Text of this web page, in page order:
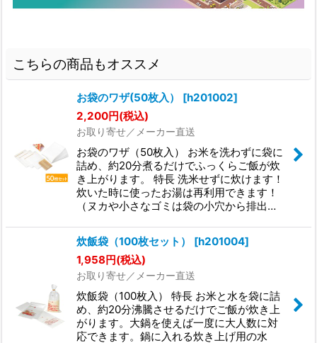
こちらの商品もオススメ
お袋のワザ(50枚入） [h201002]
2,200円(税込)
お取り寄せ／メーカー直送
お袋のワザ（50枚入） お米を洗わずに袋に
詰め、約20分煮るだけでふっくらご飯が炊
き上がります。 特長 洗米せずに炊けます！
炊いた時に使ったお湯は再利用できます！
（ヌカや小さなゴミは袋の小穴から排出…
炊飯袋（100枚セット） [h201004]
1,958円(税込)
お取り寄せ／メーカー直送
炊飯袋（100枚入） 特長 お米と水を袋に詰
め、約20分沸騰させるだけでご飯が炊き上
がります。大鍋を使えば一度に大人数に対
応できます。鍋に入れる炊き上げ用の水